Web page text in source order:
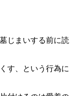
じまいする前に読
す、という行為に